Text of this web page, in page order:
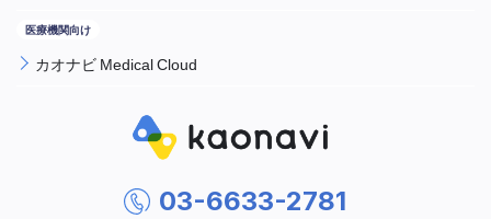
カオナビ Medical Cloud
03-6633-2781